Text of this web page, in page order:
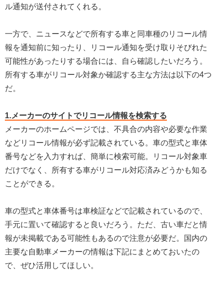
ル通知が送付されてくれる。
一方で、ニュースなどで所有する車と同車種のリコール情
報を通知前に知ったり、リコール通知を受け取りそびれた
可能性があったりする場合には、自ら確認したいだろう。
所有する車がリコール対象か確認する主な方法は以下の4つ
だ。
1.メーカーのサイトでリコール情報を検索する
メーカーのホームページでは、不具合の内容や必要な作業
などリコール情報が必ず記載されている。車の型式と車体
番号などを入力すれば、簡単に検索可能。リコール対象車
だけでなく、所有する車がリコール対応済みどうかも知る
ことができる。
車の型式と車体番号は車検証などで記載されているので、
手元に置いて確認すると良いだろう。ただ、古い車だと情
報が未掲載である可能性もあるので注意が必要だ。国内の
主要な自動車メーカーの情報は下記にまとめておいたの
で、ぜひ活用してほしい。